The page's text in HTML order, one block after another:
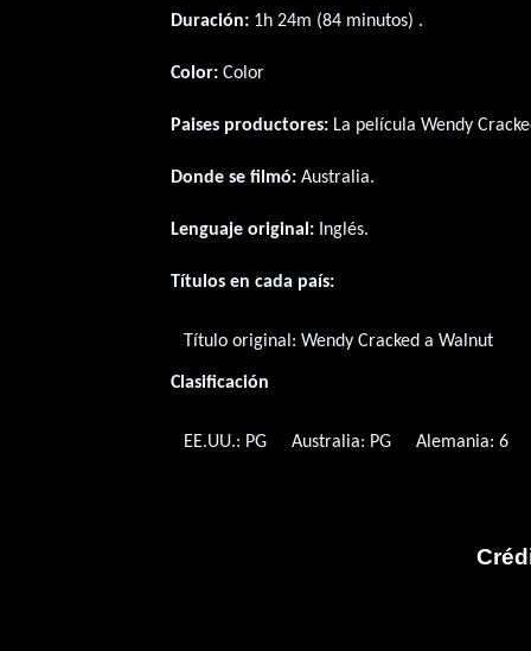
Duración: 1h 24m (84 minutos) .
Color: Color
Paises productores: La película Wendy
Donde se filmó: Australia.
Lenguaje original: Inglés.
Títulos en cada país:
Título original: Wendy Cracked a Walnut
Clasificación
EE.UU.: PG Australia: PG Alemania: 6